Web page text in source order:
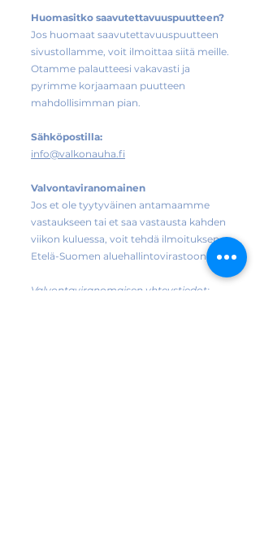
Huomasitko saavutettavuuspuutteen?
Jos huomaat saavutettavuuspuutteen
sivustollamme, voit ilmoittaa siitä meille.
Otamme palautteesi vakavasti ja
pyrimme korjaamaan puutteen
mahdollisimman pian.
Sähköpostilla:
info@valkonauha.fi
Valvontaviranomainen
Jos et ole tyytyväinen antamaamme
vastaukseen tai et saa vastausta kahden
viikon kuluessa, voit tehdä ilmoituksen
Etelä-Suomen aluehallintovirastoon.
Valvontaviranomaisen yhteystiedot: